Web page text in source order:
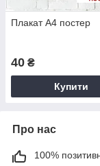
Плакат А4 постер
40 ₴
Купити
Про нас
100%